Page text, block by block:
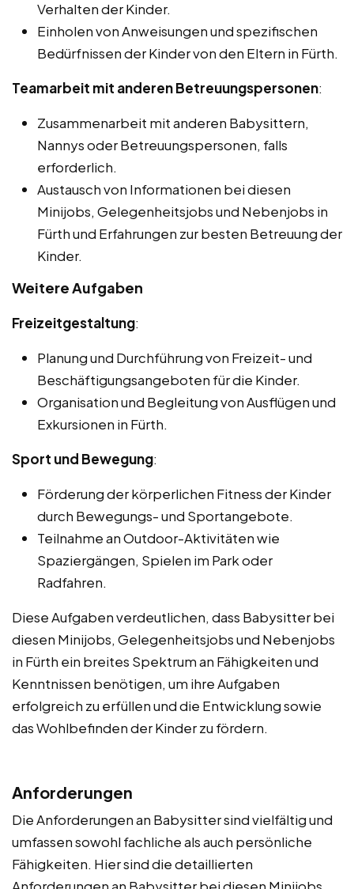
Verhalten der Kinder.
Einholen von Anweisungen und spezifischen
Bedürfnissen der Kinder von den Eltern in Fürth.
Teamarbeit mit anderen Betreuungspersonen:
Zusammenarbeit mit anderen Babysittern,
Nannys oder Betreuungspersonen, falls
erforderlich.
Austausch von Informationen bei diesen
Minijobs, Gelegenheitsjobs und Nebenjobs in
Fürth und Erfahrungen zur besten Betreuung der
Kinder.
Weitere Aufgaben
Freizeitgestaltung:
Planung und Durchführung von Freizeit- und
Beschäftigungsangeboten für die Kinder.
Organisation und Begleitung von Ausflügen und
Exkursionen in Fürth.
Sport und Bewegung:
Förderung der körperlichen Fitness der Kinder
durch Bewegungs- und Sportangebote.
Teilnahme an Outdoor-Aktivitäten wie
Spaziergängen, Spielen im Park oder
Radfahren.
Diese Aufgaben verdeutlichen, dass Babysitter bei
diesen Minijobs, Gelegenheitsjobs und Nebenjobs
in Fürth ein breites Spektrum an Fähigkeiten und
Kenntnissen benötigen, um ihre Aufgaben
erfolgreich zu erfüllen und die Entwicklung sowie
das Wohlbefinden der Kinder zu fördern.
Anforderungen
Die Anforderungen an Babysitter sind vielfältig und
umfassen sowohl fachliche als auch persönliche
Fähigkeiten. Hier sind die detaillierten